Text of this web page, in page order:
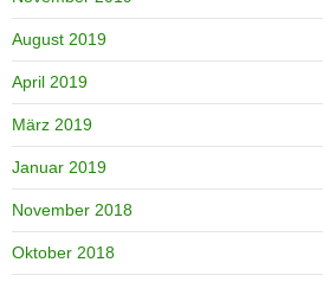
August 2019
April 2019
März 2019
Januar 2019
November 2018
Oktober 2018